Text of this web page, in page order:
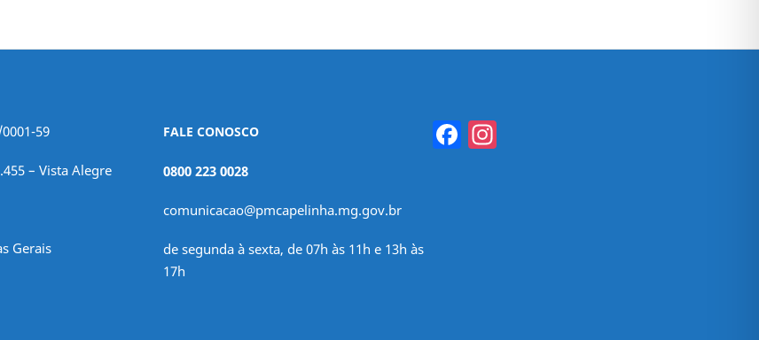
59
– Vista Alegre
Gerais
FALE CONOSCO
0800 223 0028
comunicacao@pmcapelinha.mg.gov.br
de segunda à sexta, de 07h às 11h e 13h às
17h
Facebook